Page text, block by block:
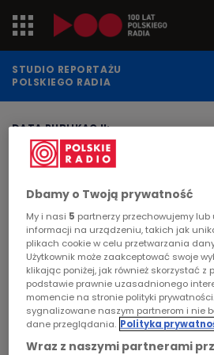
Jedynka
Dwójka
Trójka
PR24
Poland
Kierowcy
Dzieci
STUDIO REPORTAŻU
POLSKIEGO RADIA
DATA PUBLIKACJI:
2007-12-03
STRONA GŁÓWNA>ARTYKUŁ
"Studio Reportażu
prezentuje"
MIGRACJA
O niezapomnianej postaci
Słonimskiego.
Dbamy o Twoją prywatność
My i nasi 5 partnerzy przechowujemy
informacji na urządzeniu, takich jak
plikach cookie w celu przetwarzania
Użytkownik może zaakceptować swoje
klikając poniżej, jak również skorzystać z
podstawie prawnie uzasadnionego
momencie na stronie polityki
sygnalizowane naszym partnerom i nie
dane przeglądania. Polityka
Wraz z naszymi partnerami